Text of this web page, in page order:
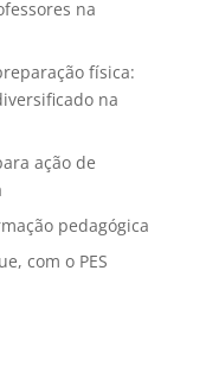
na
física:
na
ação de
pedagógica
com o PES